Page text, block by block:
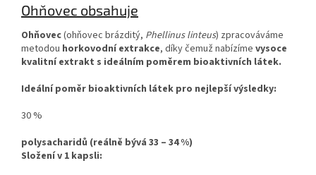
Ohňovec obsahuje
Ohňovec(ohňovec brázditý, Phellinus linteus) zpracováváme
metodou horkovodní extrakce, díky čemuž nabízíme vysoce
kvalitní extrakt s ideálním poměrem bioaktivních látek.
Ideální poměr bioaktivních látek pro nejlepší výsledky:
30 %
polysacharidů (reálně bývá 33 – 34 %)
Složení v 1 kapsli: